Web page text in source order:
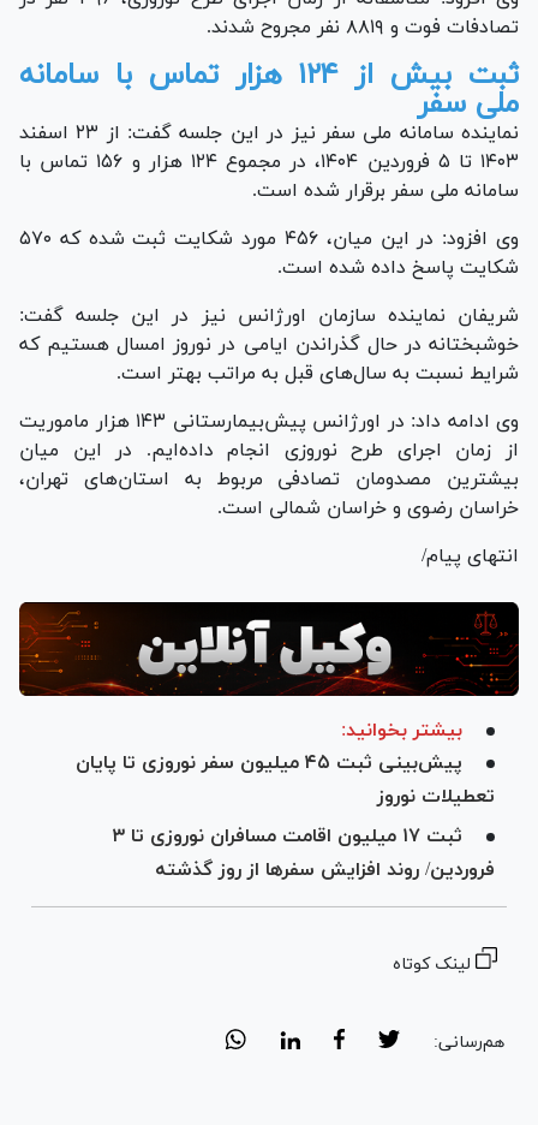
تصادفات فوت و ۸۸۱۹ نفر مجروح شدند.
ثبت بیش از ۱۲۴ هزار تماس با سامانه
ملی سفر
نماینده سامانه ملی سفر نیز در این جلسه گفت: از ۲۳ اسفند
۱۴۰۳ تا ۵ فروردین ۱۴۰۴، در مجموع ۱۲۴ هزار و ۱۵۶ تماس با
سامانه ملی سفر برقرار شده است.
وی افزود: در این میان، ۴۵۶ مورد شکایت ثبت شده که ۵۷۰
شکایت پاسخ داده شده است.
شریفان نماینده سازمان اورژانس نیز در این جلسه گفت:
خوشبختانه در حال گذراندن ایامی در نوروز امسال هستیم که
شرایط نسبت به سال‌های قبل به مراتب بهتر است.
وی ادامه داد: در اورژانس پیش‌بیمارستانی ۱۴۳ هزار ماموریت
از زمان اجرای طرح نوروزی انجام داده‌ایم. در این میان
بیشترین مصدومان تصادفی مربوط به استان‌های تهران،
خراسان رضوی و خراسان شمالی است.
انتهای پیام/
بیشتر بخوانید:
پیش‌بینی ثبت ۴۵ میلیون سفر نوروزی تا پایان
تعطیلات نوروز
ثبت ۱۷ میلیون اقامت مسافران نوروزی تا ۳
فروردین/ روند افزایش سفر‌ها از روز گذشته
لینک کوتاه
هم‌رسانی: